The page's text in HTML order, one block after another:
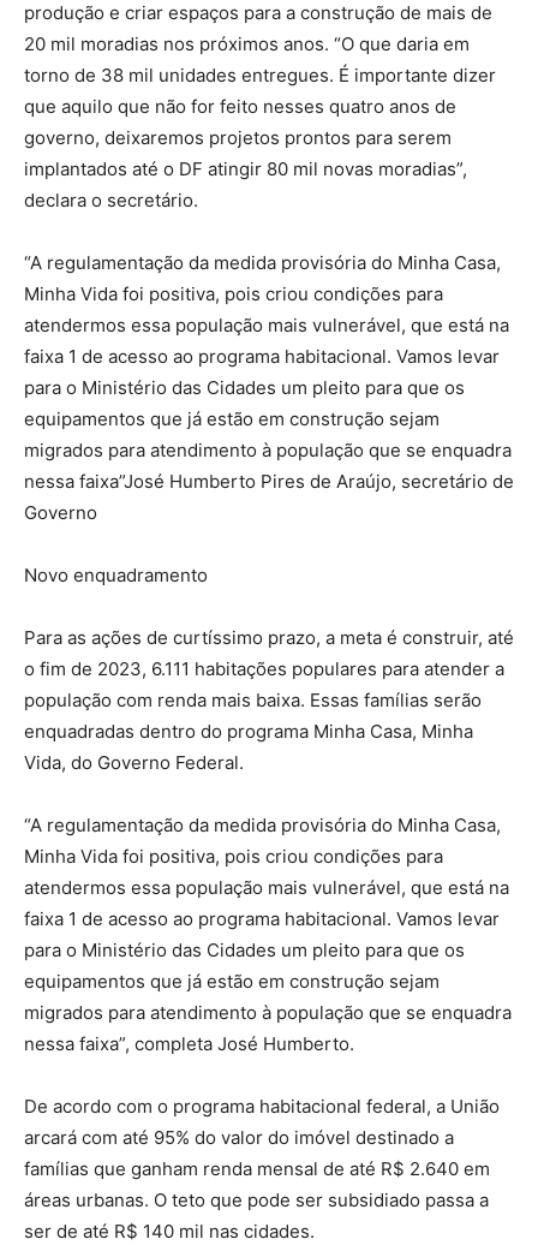
produção e criar espaços para a construção de mais de
20 mil moradias nos próximos anos. “O que daria em
torno de 38 mil unidades entregues. É importante dizer
que aquilo que não for feito nesses quatro anos de
governo, deixaremos projetos prontos para serem
implantados até o DF atingir 80 mil novas moradias”,
declara o secretário.
“A regulamentação da medida provisória do Minha Casa,
Minha Vida foi positiva, pois criou condições para
atendermos essa população mais vulnerável, que está na
faixa 1 de acesso ao programa habitacional. Vamos levar
para o Ministério das Cidades um pleito para que os
equipamentos que já estão em construção sejam
migrados para atendimento à população que se enquadra
nessa faixa”José Humberto Pires de Araújo, secretário de
Governo
Novo enquadramento
Para as ações de curtíssimo prazo, a meta é construir, até
o fim de 2023, 6.111 habitações populares para atender a
população com renda mais baixa. Essas famílias serão
enquadradas dentro do programa Minha Casa, Minha
Vida, do Governo Federal.
“A regulamentação da medida provisória do Minha Casa,
Minha Vida foi positiva, pois criou condições para
atendermos essa população mais vulnerável, que está na
faixa 1 de acesso ao programa habitacional. Vamos levar
para o Ministério das Cidades um pleito para que os
equipamentos que já estão em construção sejam
migrados para atendimento à população que se enquadra
nessa faixa”, completa José Humberto.
De acordo com o programa habitacional federal, a União
arcará com até 95% do valor do imóvel destinado a
famílias que ganham renda mensal de até R$ 2.640 em
áreas urbanas. O teto que pode ser subsidiado passa a
ser de até R$ 140 mil nas cidades.